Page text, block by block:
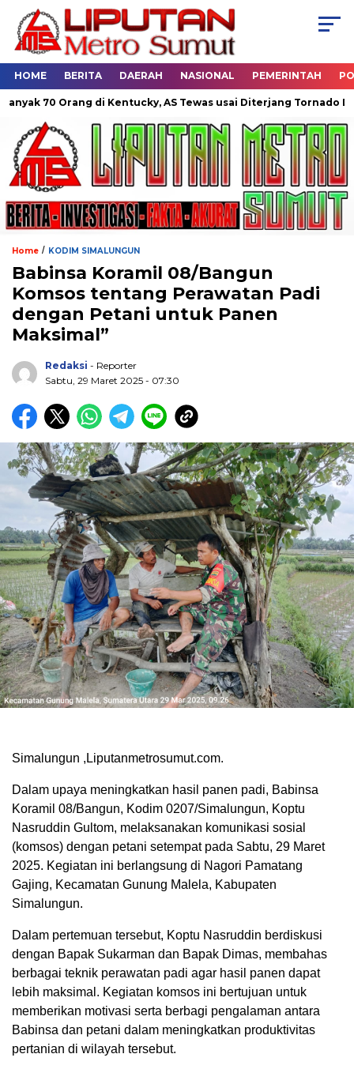
HOME BERITA DAERAH NASIONAL PEMERINTAH
70 Orang di Kentucky, AS Tewas usai Diterjang Tornado
Home / KODIM SIMALUNGUN
Babinsa Koramil 08/Bangun
Komsos tentang Perawatan Padi
dengan Petani untuk Panen
Maksimal”
Redaksi - Reporter
Sabtu, 29 Maret 2025 - 07:30
Simalungun ,Liputanmetrosumut.com.
Dalam upaya meningkatkan hasil panen padi, Babinsa
Koramil 08/Bangun, Kodim 0207/Simalungun, Koptu
Nasruddin Gultom, melaksanakan komunikasi sosial
(komsos) dengan petani setempat pada Sabtu, 29 Maret
2025. Kegiatan ini berlangsung di Nagori Pamatang
Gajing, Kecamatan Gunung Malela, Kabupaten
Simalungun.
Dalam pertemuan tersebut, Koptu Nasruddin berdiskusi
dengan Bapak Sukarman dan Bapak Dimas, membahas
berbagai teknik perawatan padi agar hasil panen dapat
lebih maksimal. Kegiatan komsos ini bertujuan untuk
memberikan motivasi serta berbagi pengalaman antara
Babinsa dan petani dalam meningkatkan produktivitas
pertanian di wilayah tersebut.